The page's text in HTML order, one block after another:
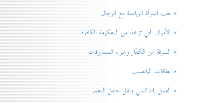
» لعب المرأة الرياضة مع الرجال
» الأموال التي تؤخذ من الحكومة الكافرة
» السرقة من الكفّار وشراء المسروقات
» بطاقات اليانصيب
» العمل بالتاكسي ونقل حامل الخمر